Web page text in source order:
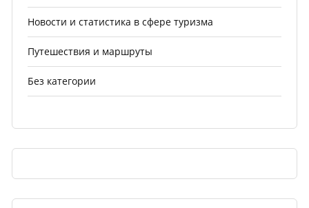
Новости и статистика в сфере туризма
Путешествия и маршруты
Без категории